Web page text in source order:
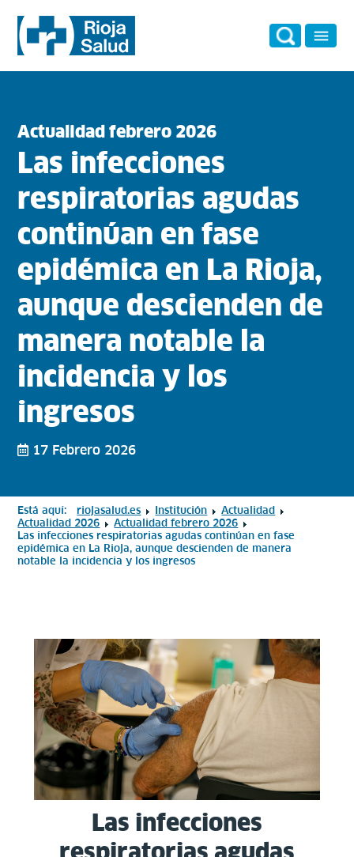
Actualidad febrero 2026
Las infecciones
respiratorias agudas
continúan en fase
epidémica en La Rioja,
aunque descienden de
manera notable la
incidencia y los
ingresos
17 Febrero 2026
Está aquí: riojasalud.es Institución
Actualidad
Actualidad 2026
Actualidad febrero 2026
Las infecciones respiratorias agudas continúan en fase
epidémica en La Rioja, aunque descienden de manera
notable la incidencia y los ingresos
Las infecciones
respiratorias agudas